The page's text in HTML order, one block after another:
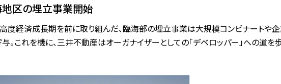
区の埋立事業開始
度経済成長期を前に取り組んだ、臨海部の埋立事業は大規模コンビナートや
。これを機に、三井不動産はオーガナイザーとしての「デベロッパー」への道を